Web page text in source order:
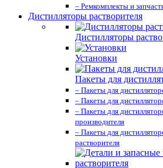
– Ремкомплекты и
Дистилляторы растворителя
Дистилляторы
Установки
Пакеты для
– Пакеты для
– Пакеты для
– Пакеты для
производителя
– Пакеты для
растворителя